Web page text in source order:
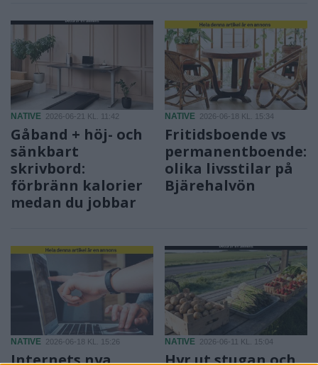
NATIVE 2026-06-21 KL. 11:42
Gåband + höj- och
sänkbart
skrivbord:
förbränn kalorier
medan du jobbar
NATIVE 2026-06-18 KL. 15:34
Fritidsboende vs
permanentboende:
olika livsstilar på
Bjärehalvön
NATIVE 2026-06-18 KL. 15:26
Internets nya
NATIVE 2026-06-11 KL. 15:04
Hyr ut stugan och